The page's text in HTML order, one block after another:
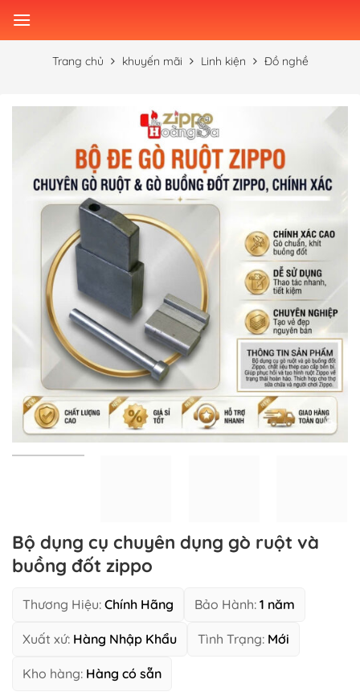
Trang chủ khuyến mãi Linh kiện Đồ nghề
Bộ dụng cụ chuyên dụng gò ruột và
buồng đốt zippo
Thương Hiệu: Chính Hãng Bảo Hành: 1 năm
Xuất xứ: Hàng Nhập Khẩu Tình Trạng: Mới
Kho hàng: Hàng có sẵn